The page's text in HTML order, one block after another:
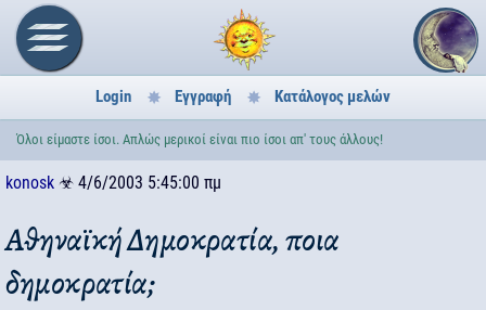
Login Εγγραφή Κατάλογος μελών
Όλοι είμαστε ίσοι. Απλώς μερικοί είναι πιο ίσοι απ' τους άλλους!
konosk ☣ 4/6/2003 5:45:00 πμ
Αθηναϊκή Δημοκρατία, ποια
δημοκρατία;